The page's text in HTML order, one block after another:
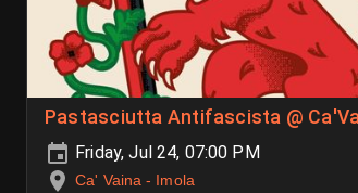
Pastasciutta Antifascista @
Friday, Jul 24, 07:00 PM
Ca' Vaina - Imola